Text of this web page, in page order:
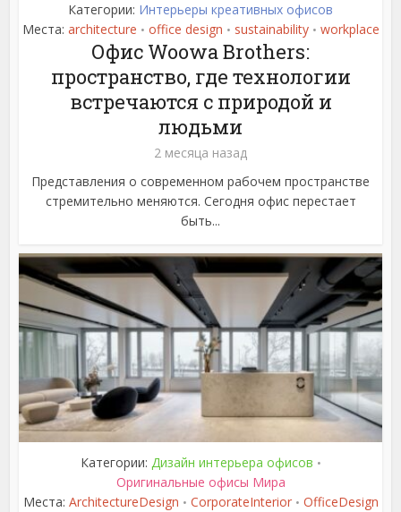
Категории: Интерьеры креативных офисов
Места: architecture • office design • sustainability • workplace
Офис Woowa Brothers:
пространство, где технологии
встречаются с природой и
людьми
2 месяца назад
Представления о современном рабочем пространстве
стремительно меняются. Сегодня офис перестает
быть...
Категории: Дизайн интерьера офисов •
Оригинальные офисы Мира
Места: ArchitectureDesign • CorporateInterior • OfficeDesign